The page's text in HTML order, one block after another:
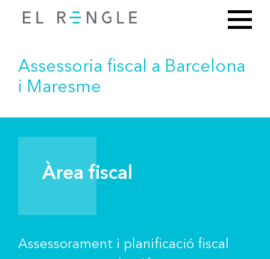
Assessoria fiscal a Barcelona
i Maresme
Àrea fiscal
Assessorament i planificació fiscal